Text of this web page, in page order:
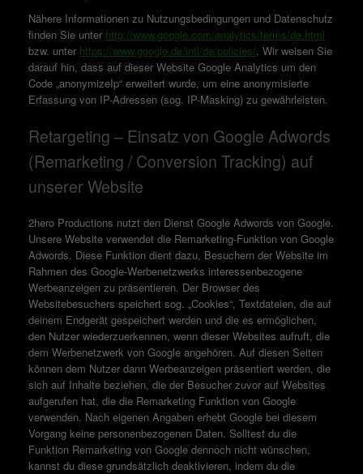
Nähere Informationen zu Nutzungsbedingungen und Datenschutz
finden Sie unter http://www.google.com/analytics/terms/de.html
bzw. unter https://www.google.de/intl/de/policies/. Wir weisen Sie
darauf hin, dass auf dieser Website Google Analytics um den
Code „anonymizeIp“ erweitert wurde, um eine anonymisierte
Erfassung von IP-Adressen (sog. IP-Masking) zu gewährleisten.
Retargeting – Einsatz von Google Adwords
(Remarketing / Conversion Tracking) auf
unserer Website
2hero Productions nutzt den Dienst Google Adwords von Google.
Unsere Website verwendet die Remarketing-Funktion von Google
Adwords. Diese Funktion dient dazu, Besuchern der Website im
Rahmen des Google-Werbenetzwerks interessenbezogene
Werbeanzeigen zu präsentieren. Der Browser des
Websitebesuchers speichert sog. „Cookies“, Textdateien, die auf
deinem Endgerät gespeichert werden und die es ermöglichen,
den Nutzer wiederzuerkennen, wenn dieser Websites aufruft, die
dem Werbenetzwerk von Google angehören. Auf diesen Seiten
können dem Nutzer dann Werbeanzeigen präsentiert werden, die
sich auf Inhalte beziehen, die der Besucher zuvor auf Websites
aufgerufen hat, die die Remarketing Funktion von Google
verwenden. Nach eigenen Angaben erhebt Google bei diesem
Vorgang keine personenbezogenen Daten. Solltest du die
Funktion Remarketing von Google dennoch nicht wünschen,
kannst du diese grundsätzlich deaktivieren, indem du die